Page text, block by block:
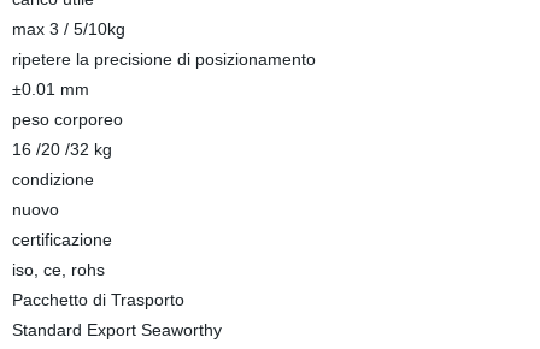
max 3 / 5/10kg
ripetere la precisione di posizionamento
±0.01 mm
peso corporeo
16 /20 /32 kg
condizione
nuovo
certificazione
iso, ce, rohs
Pacchetto di Trasporto
Standard Export Seaworthy